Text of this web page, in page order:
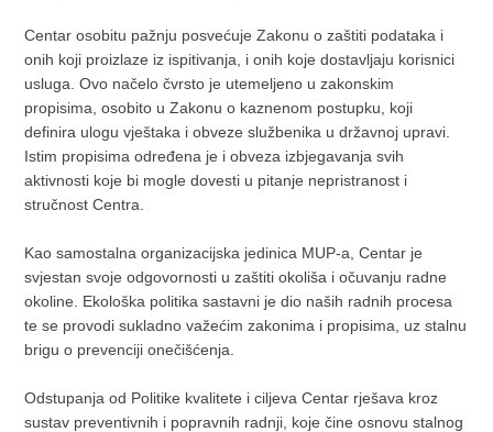
Centar osobitu pažnju posvećuje Zakonu o zaštiti podataka i
onih koji proizlaze iz ispitivanja, i onih koje dostavljaju korisnici
usluga. Ovo načelo čvrsto je utemeljeno u zakonskim
propisima, osobito u Zakonu o kaznenom postupku, koji
definira ulogu vještaka i obveze službenika u državnoj upravi.
Istim propisima određena je i obveza izbjegavanja svih
aktivnosti koje bi mogle dovesti u pitanje nepristranost i
stručnost Centra.
Kao samostalna organizacijska jedinica MUP-a, Centar je
svjestan svoje odgovornosti u zaštiti okoliša i očuvanju radne
okoline. Ekološka politika sastavni je dio naših radnih procesa
te se provodi sukladno važećim zakonima i propisima, uz stalnu
brigu o prevenciji onečišćenja.
Odstupanja od Politike kvalitete i ciljeva Centar rješava kroz
sustav preventivnih i popravnih radnji, koje čine osnovu stalnog